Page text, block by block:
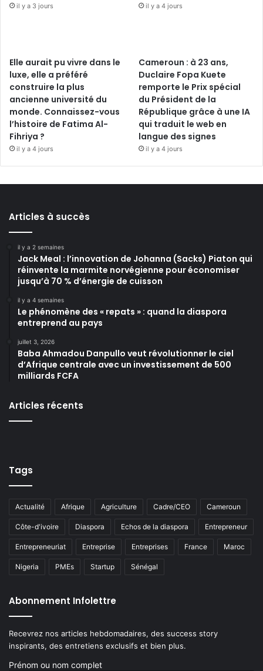
il y a 3 jours il y a 4 jours
Elle aurait pu vivre dans le
luxe, elle a préféré
construire la plus
ancienne université du
monde. Connaissez-vous
l’histoire de Fatima Al-
Fihriya ?
il y a 4 jours
Cameroun : à 23 ans,
Duclaire Fopa Kuete
remporte le Prix spécial
du Président de la
République grâce à une IA
qui traduit le web en
langue des signes
il y a 4 jours
Articles à succès
il y a 2 semaines
Jack Meal : l’innovation de Johanna (Sacks) Piaton qui
réinvente la marmite norvégienne pour économiser
jusqu’à 70 % d’énergie de cuisson
il y a 4 semaines
Le phénomène des « repats » : quand la diaspora
entreprend au pays
juillet 3, 2026
Baba Ahmadou Danpullo veut révolutionner le ciel
d’Afrique centrale avec un investissement de 500
milliards FCFA
Articles récents
Tags
Actualité Afrique Agriculture Cadre/CEO Cameroun
Côte-d'ivoire Diaspora Echos de la diaspora Entrepreneur
Entrepreneuriat Entreprise Entreprises France Maroc
Nigeria PMEs Startup Sénégal
Abonnement Infolettre
Recevrez nos articles hebdomadaires, des success story
inspirants, des entretiens exclusifs et bien plus.
Prénom ou nom complet